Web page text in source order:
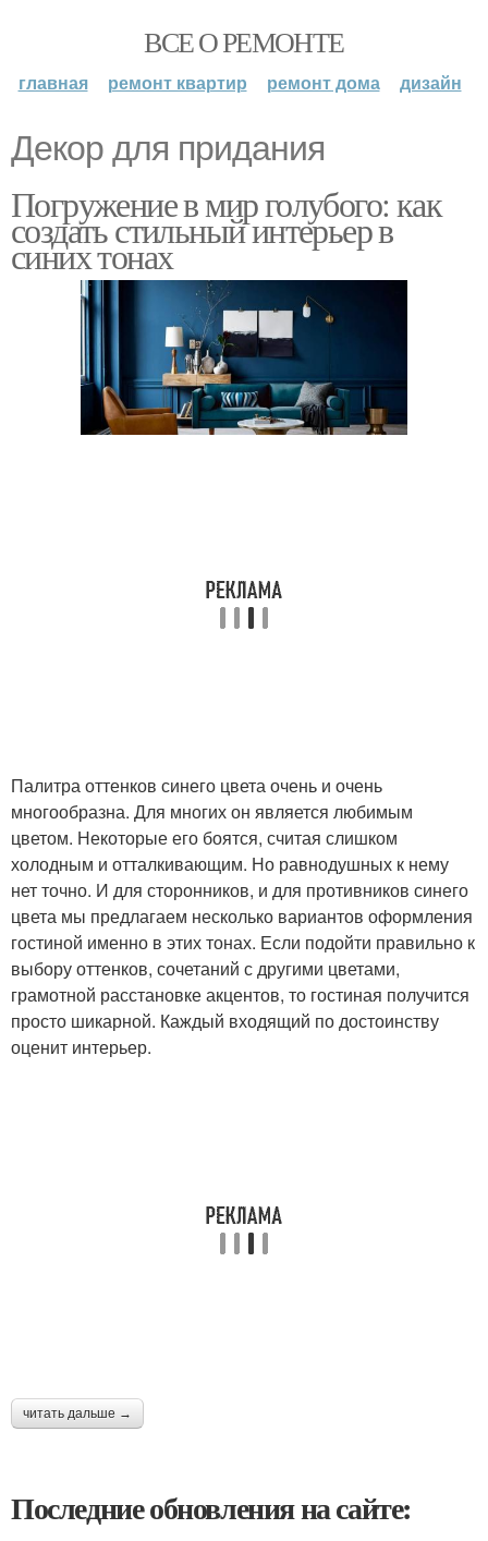
ВСЕ О РЕМОНТЕ
главная ремонт квартир ремонт дома дизайн
Декор для придания
Погружение в мир голубого: как
создать стильный интерьер в
синих тонах
Палитра оттенков синего цвета очень и очень
многообразна. Для многих он является любимым
цветом. Некоторые его боятся, считая слишком
холодным и отталкивающим. Но равнодушных к нему
нет точно. И для сторонников, и для противников синего
цвета мы предлагаем несколько вариантов оформления
гостиной именно в этих тонах. Если подойти правильно к
выбору оттенков, сочетаний с другими цветами,
грамотной расстановке акцентов, то гостиная получится
просто шикарной. Каждый входящий по достоинству
оценит интерьер.
читать дальше →
Последние обновления на сайте: